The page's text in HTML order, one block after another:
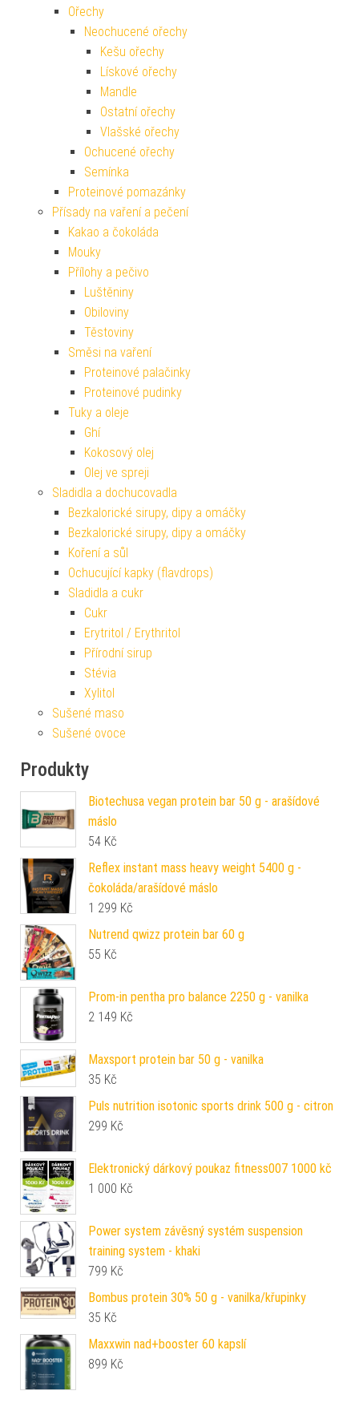
Ořechy
Neochucené ořechy
Kešu ořechy
Lískové ořechy
Mandle
Ostatní ořechy
Vlašské ořechy
Ochucené ořechy
Semínka
Proteinové pomazánky
Přísady na vaření a pečení
Kakao a čokoláda
Mouky
Přílohy a pečivo
Luštěniny
Obiloviny
Těstoviny
Směsi na vaření
Proteinové palačinky
Proteinové pudinky
Tuky a oleje
Ghí
Kokosový olej
Olej ve spreji
Sladidla a dochucovadla
Bezkalorické sirupy, dipy a omáčky
Bezkalorické sirupy, dipy a omáčky
Koření a sůl
Ochucující kapky (flavdrops)
Sladidla a cukr
Cukr
Erytritol / Erythritol
Přírodní sirup
Stévia
Xylitol
Sušené maso
Sušené ovoce
Produkty
Biotechusa vegan protein bar 50 g - arašídové
máslo
54 Kč
Reflex instant mass heavy weight 5400 g -
čokoláda/arašídové máslo
1 299 Kč
Nutrend qwizz protein bar 60 g
55 Kč
Prom-in pentha pro balance 2250 g - vanilka
2 149 Kč
Maxsport protein bar 50 g - vanilka
35 Kč
Puls nutrition isotonic sports drink 500 g - citron
299 Kč
Elektronický dárkový poukaz fitness007 1000 kč
1 000 Kč
Power system závěsný systém suspension
training system - khaki
799 Kč
Bombus protein 30% 50 g - vanilka/křupinky
35 Kč
Maxxwin nad+booster 60 kapslí
899 Kč